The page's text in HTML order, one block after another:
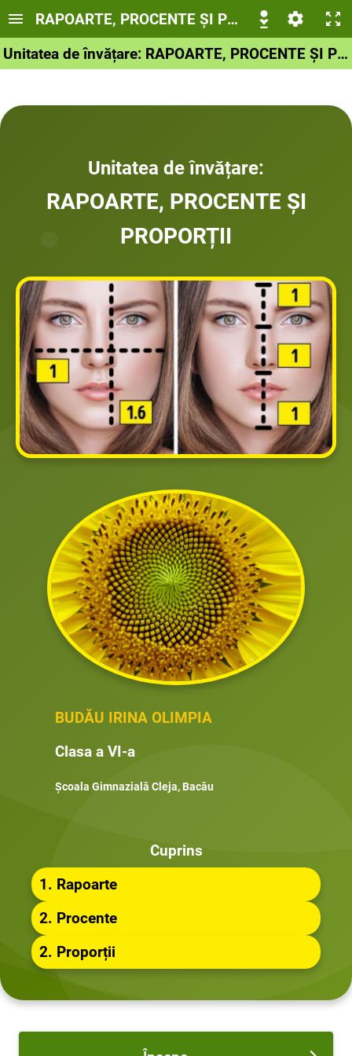
RAPOARTE, PROCENTE ȘI PROPORȚII
Unitatea de învățare: RAPOARTE, PROCENTE ȘI PROPORȚII
Unitatea de învățare:
RAPOARTE, PROCENTE ȘI
PROPORȚII
BUDĂU IRINA OLIMPIA
Clasa a VI-a
Școala Gimnazială Cleja, Bacău
Cuprins
1. Rapoarte
2. Procente
2. Proporții